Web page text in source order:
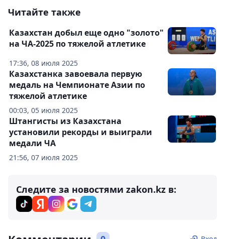
Читайте также
17:36, 08 июля 2025
Казахстан добыл еще одно "золото"
на ЧА-2025 по тяжелой атлетике
00:03, 05 июля 2025
Казахстанка завоевала первую
медаль на Чемпионате Азии по
тяжелой атлетике
21:56, 07 июля 2025
Штангисты из Казахстана
установили рекорды и выиграли
медали ЧА
Следите за новостями zakon.kz в: